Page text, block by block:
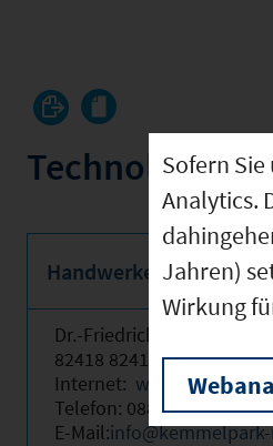
Technologie
Handwerker- und
Dr.-Friedrich-und-Ilse-
82418 82418
Internet:
Telefon: 08841-476140
E-Mail:
Sofern
Analytics.
Jahren)
Wirkung